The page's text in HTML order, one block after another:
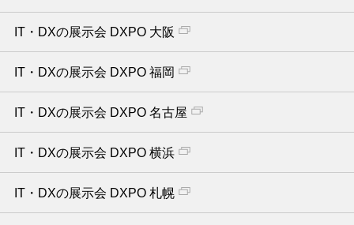
IT・DXの展示会 DXPO 大阪
IT・DXの展示会 DXPO 福岡
IT・DXの展示会 DXPO 名古屋
IT・DXの展示会 DXPO 横浜
IT・DXの展示会 DXPO 札幌